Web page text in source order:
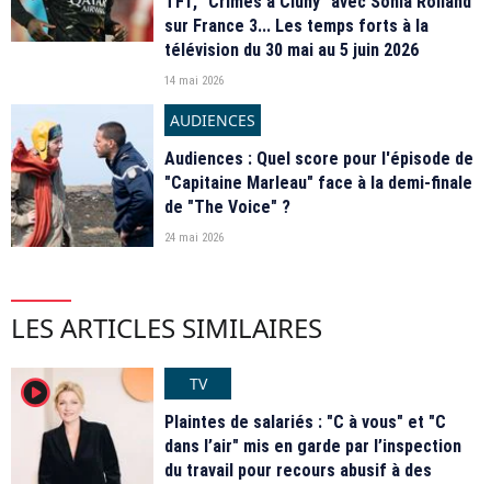
sur France 3... Les temps forts à la
télévision du 30 mai au 5 juin 2026
14 mai 2026
AUDIENCES
Audiences : Quel score pour l'épisode de
"Capitaine Marleau" face à la demi-finale
de "The Voice" ?
24 mai 2026
LES ARTICLES SIMILAIRES
player2
TV
Plaintes de salariés : "C à vous" et "C
dans l’air" mis en garde par l’inspection
du travail pour recours abusif à des